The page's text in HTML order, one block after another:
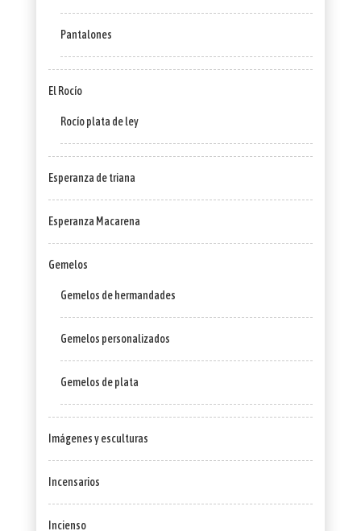
Pantalones
El Rocío
Rocío plata de ley
Esperanza de triana
Esperanza Macarena
Gemelos
Gemelos de hermandades
Gemelos personalizados
Gemelos de plata
Imágenes y esculturas
Incensarios
Incienso